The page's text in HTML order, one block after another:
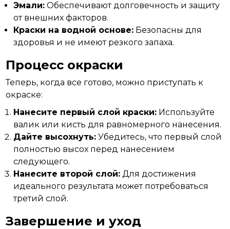
Эмали: Обеспечивают долговечность и защиту
от внешних факторов.
Краски на водной основе: Безопасны для
здоровья и не имеют резкого запаха.
Процесс окраски
Теперь, когда все готово, можно приступать к
окраске:
Нанесите первый слой краски: Используйте
валик или кисть для равномерного нанесения.
Дайте высохнуть: Убедитесь, что первый слой
полностью высох перед нанесением
следующего.
Нанесите второй слой: Для достижения
идеального результата может потребоваться
третий слой.
Завершение и уход